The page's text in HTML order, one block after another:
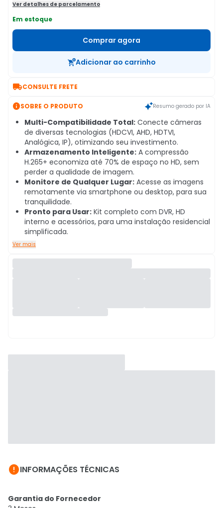
Ver detalhes de parcelamento
Em estoque
Comprar agora
Adicionar ao carrinho
CONSULTE FRETE
SOBRE O PRODUTO Resumo gerado por IA
Multi-Compatibilidade Total: Conecte câmeras
de diversas tecnologias (HDCVI, AHD, HDTVI,
Analógica, IP), otimizando seu investimento.
Armazenamento Inteligente: A compressão
H.265+ economiza até 70% de espaço no HD, sem
perder a qualidade de imagem.
Monitore de Qualquer Lugar: Acesse as imagens
remotamente via smartphone ou desktop, para sua
tranquilidade.
Pronto para Usar: Kit completo com DVR, HD
interno e acessórios, para uma instalação residencial
simplificada.
Ver mais
INFORMAÇÕES TÉCNICAS
Garantia do Fornecedor